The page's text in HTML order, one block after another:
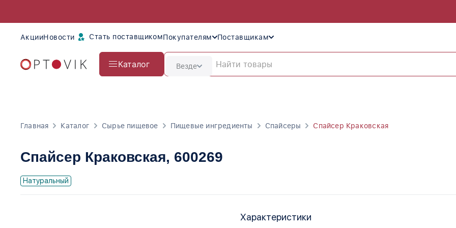
АкцииНовости Стать поставщикомПокупателям Поставщикам
Каталог Везде
Главная Каталог Сырье пищевое Пищевые ингредиенты Спайсеры Спайсер Краковская
Спайсер Краковская, 600269
Натуральный
Характеристики